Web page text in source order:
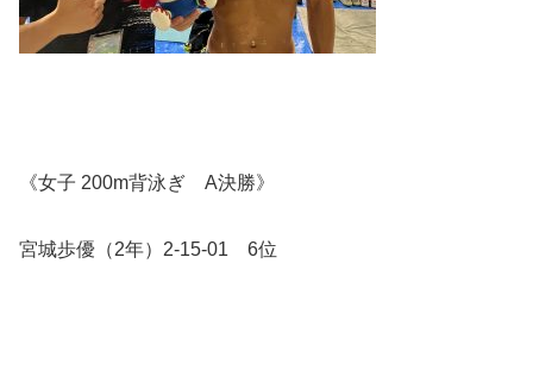
《女子 200m背泳ぎ A決勝》
宮城歩優（2年）2-15-01 6位